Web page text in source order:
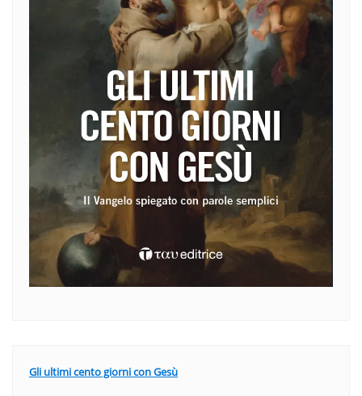
Gli ultimi cento giorni con Gesù